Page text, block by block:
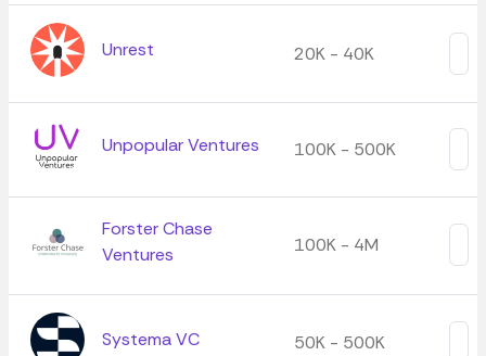
Unrest 20K - 40K
Unpopular Ventures 100K - 500K
Forster Chase
Ventures
100K - 4M
Systema VC 50K - 500K